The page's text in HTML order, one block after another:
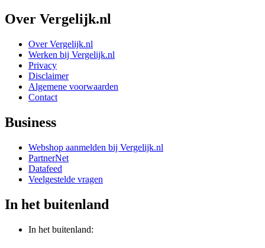
Over Vergelijk.nl
Over Vergelijk.nl
Werken bij Vergelijk.nl
Privacy
Disclaimer
Algemene voorwaarden
Contact
Business
Webshop aanmelden bij Vergelijk.nl
PartnerNet
Datafeed
Veelgestelde vragen
In het buitenland
In het buitenland: